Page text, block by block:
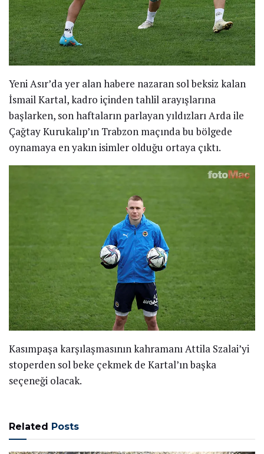
Yeni Asır’da yer alan habere nazaran sol beksiz kalan
İsmail Kartal, kadro içinden tahlil arayışlarına
başlarken, son haftaların parlayan yıldızları Arda ile
Çağtay Kurukalıp’ın Trabzon maçında bu bölgede
oynamaya en yakın isimler olduğu ortaya çıktı.
Kasımpaşa karşılaşmasının kahramanı Attila Szalai’yi
stoperden sol beke çekmek de Kartal’ın başka
seçeneği olacak.
Related Posts